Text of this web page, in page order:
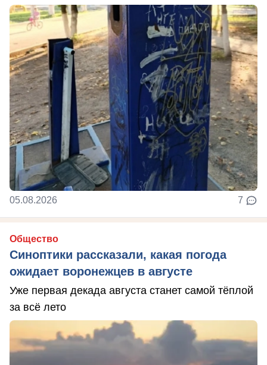
05.08.2026 7
Общество
Синоптики рассказали, какая погода
ожидает воронежцев в августе
Уже первая декада августа станет самой тёплой
за всё лето